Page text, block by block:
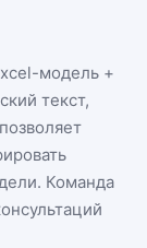
модель +
текст,
Команда